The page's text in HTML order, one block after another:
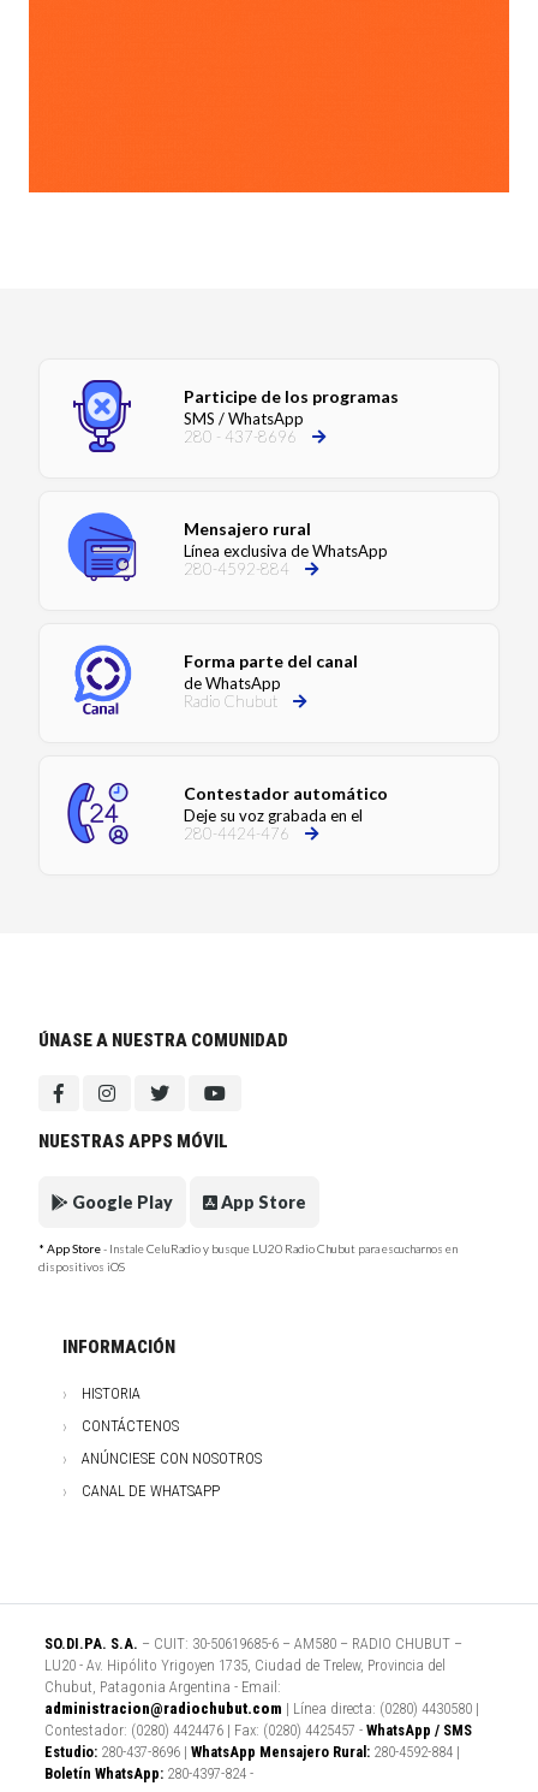
Participe de los programas
SMS / WhatsApp
280 - 437-8696
Mensajero rural
Línea exclusiva de WhatsApp
280-4592-884
Forma parte del canal
de WhatsApp
Radio Chubut
Contestador automático
Deje su voz grabada en el
280-4424-476
ÚNASE A NUESTRA COMUNIDAD
NUESTRAS APPS MÓVIL
Google Play App Store
* App Store- Instale CeluRadio y busque LU20 Radio Chubut para escucharnos en
dispositivos iOS
INFORMACIÓN
HISTORIA
CONTÁCTENOS
ANÚNCIESE CON NOSOTROS
CANAL DE WHATSAPP
SO.DI.PA. S.A. – CUIT: 30-50619685-6 – AM580 – RADIO CHUBUT –
LU20 - Av. Hipólito Yrigoyen 1735, Ciudad de Trelew, Provincia del
Chubut, Patagonia Argentina - Email:
administracion@radiochubut.com | Línea directa: (0280) 4430580 |
Contestador: (0280) 4424476 | Fax: (0280) 4425457 - WhatsApp / SMS
Estudio: 280-437-8696 | WhatsApp Mensajero Rural: 280-4592-884 |
Boletín WhatsApp: 280-4397-824 -